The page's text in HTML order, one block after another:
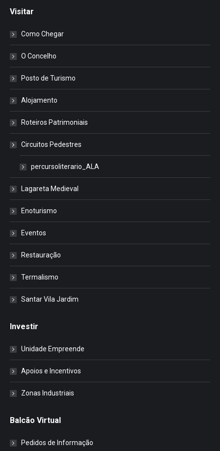
Visitar
Como Chegar
O Concelho
Posto de Turismo
Alojamento
Roteiros Patrimoniais
Circuitos Pedestres
percursoliterario_ALA
Lagareta Medieval
Enoturismo
Eventos
Restauração
Termalismo
Santar Vila Jardim
Investir
Unidade Empreende
Apoios e Incentivos
Zonas Industriais
Balcão Virtual
Pedidos de Informação